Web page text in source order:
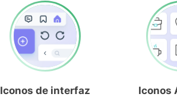
Iconos de interfaz Iconos